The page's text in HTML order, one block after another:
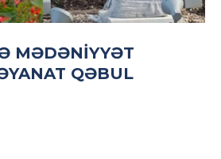
MƏDƏNIYYƏT
QƏBUL